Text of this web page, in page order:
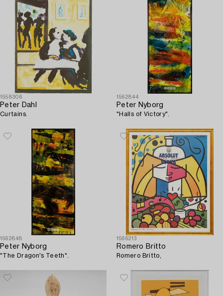
1558306
Peter Dahl
Curtains.
1562844
Peter Nyborg
"Halls of Victory".
1562848
Peter Nyborg
"The Dragon's Teeth".
1566213
Romero Britto
Romero Britto,